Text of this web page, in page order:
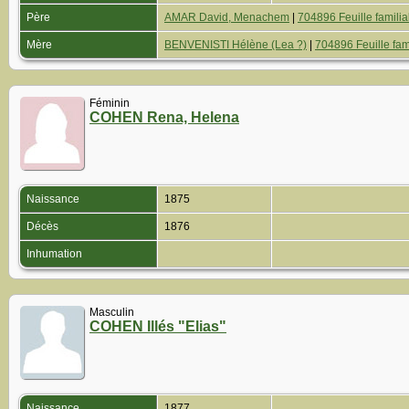
Père AMAR David, Menachem 704896 Feuille
Mère BENVENISTI Hélène (Lea ?) 704896 Feuille
Féminin
COHEN Rena, Helena
Naissance 1875
Décès 1876
Inhumation
Masculin
COHEN Illés "Elias"